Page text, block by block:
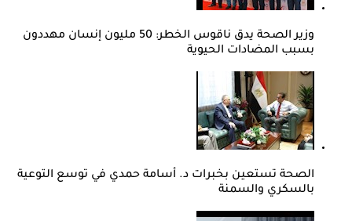
وزير الصحة يدق ناقوس الخطر: 50 مليون إنسان مهددون
بسبب المضادات الحيوية
الصحة تستعين بخبرات د. أسامة حمدي في توسع التوعية
بالسكري والسمنة